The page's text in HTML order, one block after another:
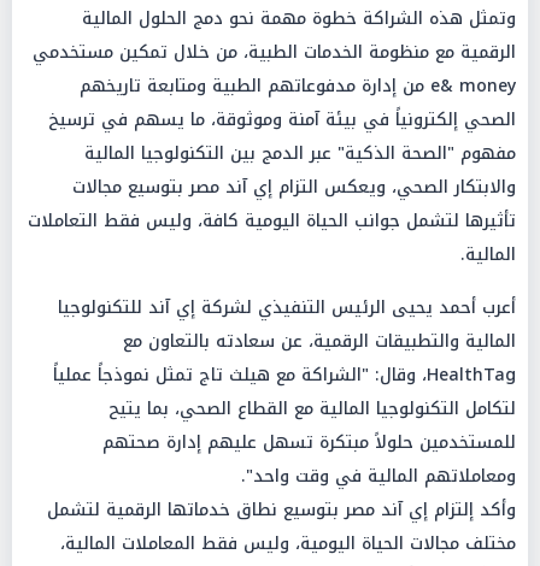
وتمثل هذه الشراكة خطوة مهمة نحو دمج الحلول المالية
الرقمية مع منظومة الخدمات الطبية، من خلال تمكين مستخدمي
e& money من إدارة مدفوعاتهم الطبية ومتابعة تاريخهم
الصحي إلكترونياً في بيئة آمنة وموثوقة، ما يسهم في ترسيخ
مفهوم "الصحة الذكية" عبر الدمج بين التكنولوجيا المالية
والابتكار الصحي، ويعكس التزام إي آند مصر بتوسيع مجالات
تأثيرها لتشمل جوانب الحياة اليومية كافة، وليس فقط التعاملات
المالية.
أعرب أحمد يحيى الرئيس التنفيذي لشركة إي آند للتكنولوجيا
المالية والتطبيقات الرقمية، عن سعادته بالتعاون مع
HealthTag، وقال: "الشراكة مع هيلث تاج تمثل نموذجاً عملياً
لتكامل التكنولوجيا المالية مع القطاع الصحي، بما يتيح
للمستخدمين حلولاً مبتكرة تسهل عليهم إدارة صحتهم
ومعاملاتهم المالية في وقت واحد".
وأكد إلتزام إي آند مصر بتوسيع نطاق خدماتها الرقمية لتشمل
مختلف مجالات الحياة اليومية، وليس فقط المعاملات المالية،